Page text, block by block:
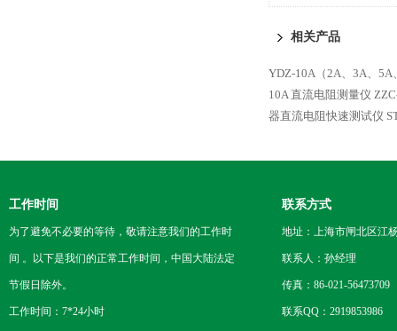
相关产品
YDZ-10A（2A、3A、
10A 直流电阻测量仪
器直流电阻快速测试仪
工作时间
为了避免不必要的等待，敬请注意我们的工作时
间 。以下是我们的正常工作时间，中国大陆法定
节假日除外。
工作时间：7*24小时
联系方式
地址：上海市闸北区江
联系人：孙经理
传真：86-021-56473709
联系QQ：2919853986